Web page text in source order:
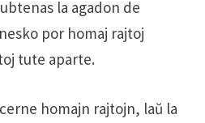
la agadon de
por homaj rajtoj
tute aparte.
homajn rajtojn, laŭ la